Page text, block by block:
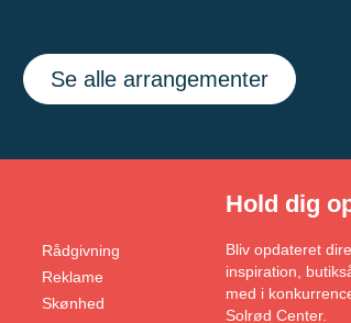
Se alle arrangementer
Rådgivning
Reklame
Skønhed
Hold dig
Bliv opdateret
inspiration,
med i
Solrød Center.